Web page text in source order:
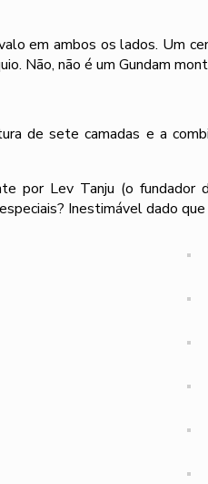
em ambos os lados. Um
Não, não é um Gundam
de sete camadas e a
por Lev Tanju (o
Inestimável dado